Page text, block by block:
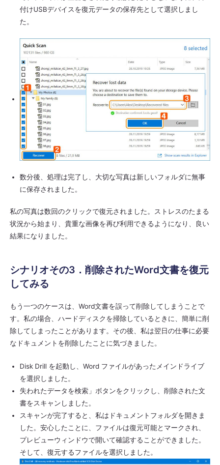
付けUSBデバイスを復元データの保存先として選択しまし
た。
数分後、処理は完了し、大切な写真は新しいフォルダに無事
に保存されました。
私の写真は数回のクリックで復元されました。ストレスのたまる
状況から始まり、貴重な画像を再び利用できるようになり、良い
結果になりました。
シナリオその3．削除されたWord文書を復元
してみる
もう一つのケースは、Word文書を誤って削除してしまうことで
す。私の場合、ハードディスクを掃除しているときに、簡単に削
除してしまったことがあります。その後、私は翌日の仕事に必要
なドキュメントを削除したことに気づきました。
Disk Drill を起動し、Word ファイルがあったメインドライブ
を選択しました。
失われたデータを検索」ボタンをクリックし、削除された文
書をスキャンしました。
スキャンが完了すると、私はドキュメントフォルダを開きま
した。安心したことに、ファイルは復元可能とマークされ、
プレビューウィンドウで開いて確認することができました。
そして、復元するファイルを選択しました。